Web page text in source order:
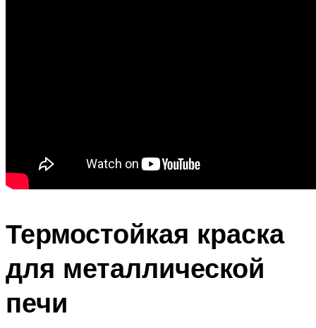
Термостойкая краска
для металлической
печи